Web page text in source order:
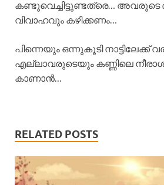
കണ്ടുവെച്ചിട്ടുണ്ടത്രെ…
വിവാഹവും കഴിക്കണം…
പിന്നെയും ഒന്നുകൂടി നാട്ടിലേക്ക്
എല്ലാവരുടെയും കണ്ണിലെ
കാണാൻ…
RELATED POSTS